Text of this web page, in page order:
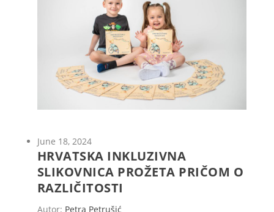
June 18, 2024
HRVATSKA INKLUZIVNA
SLIKOVNICA PROŽETA PRIČOM O
RAZLIČITOSTI
Autor: Petra Petrušić